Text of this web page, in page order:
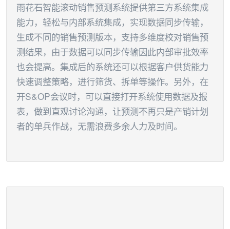
雨花石智能滚动销售预测系统提供第三方系统集成
能力，轻松与内部系统集成，实现数据同步传输，
生成不同的销售预测版本，支持多维度校对销售预
测结果，由于数据可以同步传输因此内部审批效率
也会提高。集成后的系统还可以根据客户供货能力
快速调整策略，进行筛货、拆单等操作。另外，在
开S&OP会议时，可以直接打开系统使用数据及报
表，做到直观讨论沟通，让预测不再只是产销计划
者的单兵作战，无需浪费多余人力及时间。